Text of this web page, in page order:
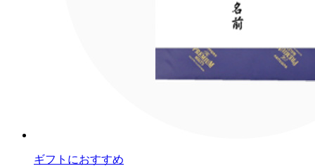
ギフトにおすすめ